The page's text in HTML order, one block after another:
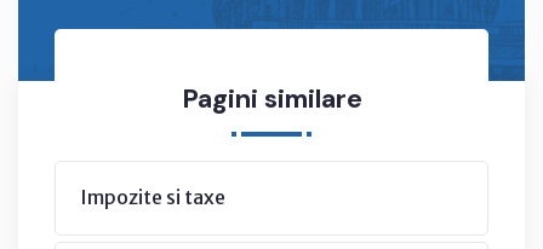
Pagini similare
Impozite si taxe